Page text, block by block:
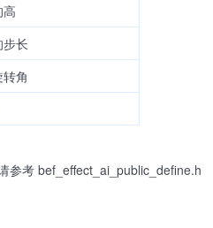
长
角
参考 bef_effect_ai_public_define.h